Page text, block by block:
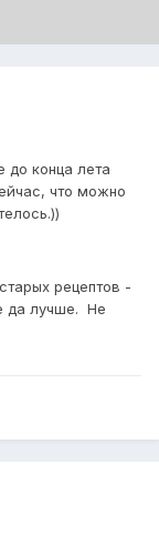
конца лета
что можно
рецептов -
да лучше. Не